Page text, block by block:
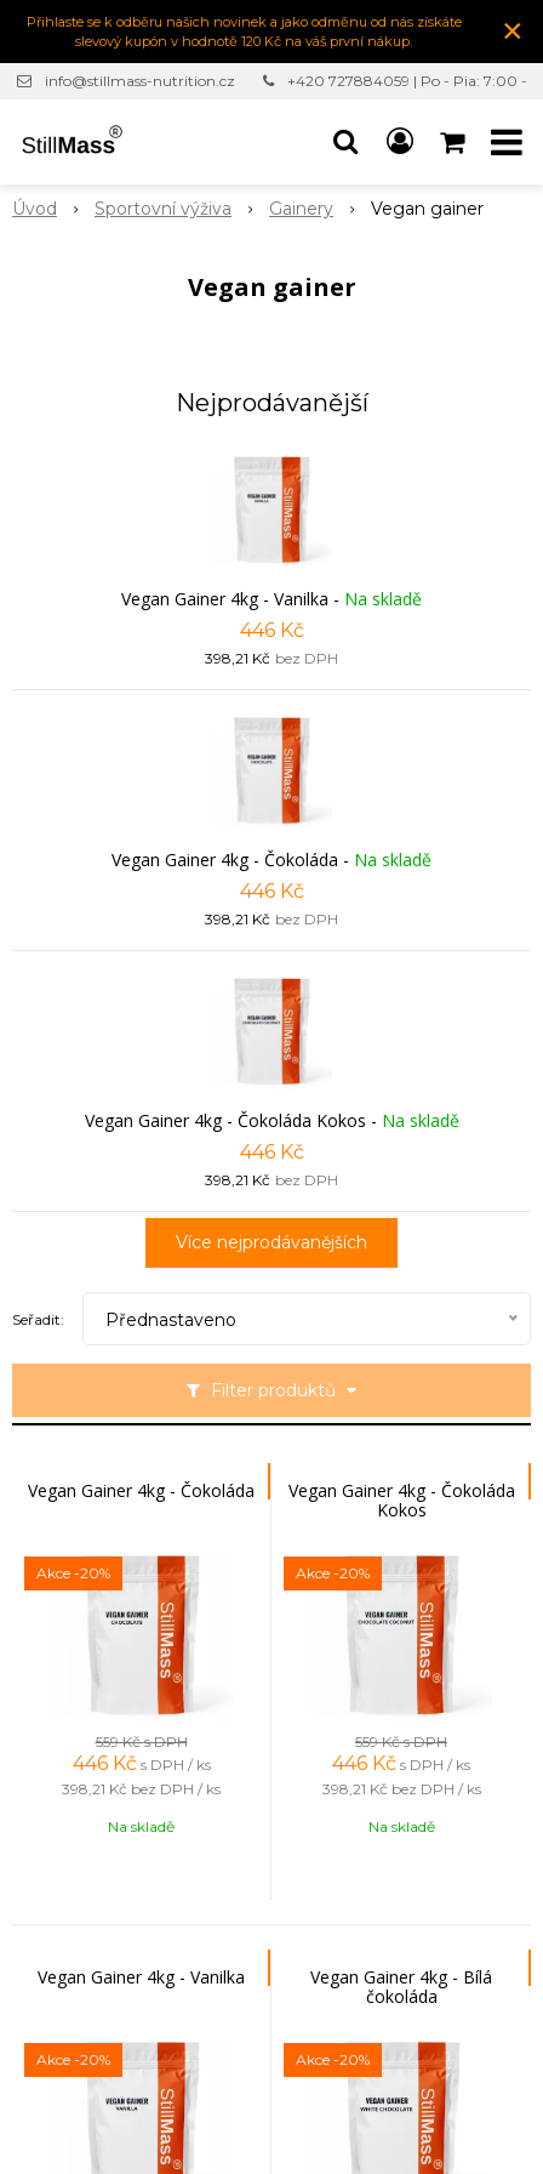
Přihlaste se k odběru našich novinek a jako odměnu od nás získáte
slevový kupón v hodnotě 120 Kč na váš první nákup.
×
info@stillmass-nutrition.cz
+420 727884059 | Po - Pia: 7:00 -
Úvod Sportovní výživa Gainery Vegan gainer
Vegan gainer
Nejprodávanější
Vegan Gainer 4kg - Vanilka - Na skladě
446 Kč
398,21 Kč bez DPH
Vegan Gainer 4kg - Čokoláda - Na skladě
446 Kč
398,21 Kč bez DPH
Vegan Gainer 4kg - Čokoláda Kokos - Na skladě
446 Kč
398,21 Kč bez DPH
Více nejprodávanějších
Filter produktů
Seřadit: Přednastaveno
Vegan Gainer 4kg - Čokoláda
Akce -20%
559 Kčs DPH
446 Kč s DPH / ks
398,21 Kč bez DPH / ks
Na skladě
Vegan Gainer 4kg - Čokoláda
Kokos
Akce -20%
559 Kčs DPH
446 Kč s DPH / ks
398,21 Kč bez DPH / ks
Na skladě
Vegan Gainer 4kg - Vanilka
Akce -20%
Vegan Gainer 4kg - Bílá
čokoláda
Akce -20%